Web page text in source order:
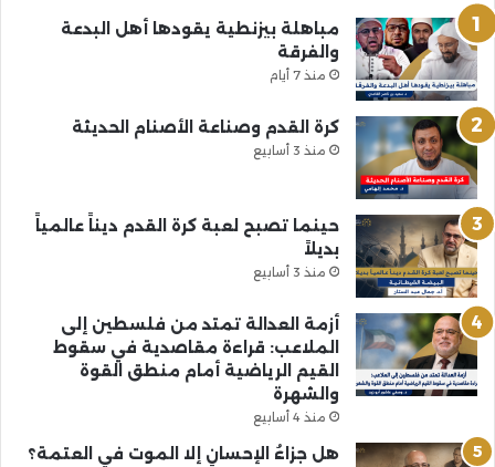
مباهلة بيزنطية يقودها أهل البدعة
والفرقة
منذ 7 أيام
كرة القدم وصناعة الأصنام الحديثة
منذ 3 أسابيع
حينما تصبح لعبة كرة القدم ديناً عالمياً
بديلاً
منذ 3 أسابيع
أزمة العدالة تمتد من فلسطين إلى
الملاعب: قراءة مقاصدية في سقوط
القيم الرياضية أمام منطق القوة
والشهرة
منذ 4 أسابيع
هل جزاءُ الإحسانِ إلا الموت في العتمة؟